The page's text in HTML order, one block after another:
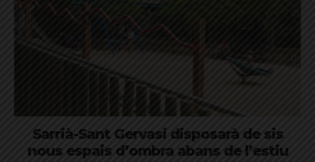
Sarrià-Sant Gervasi disposarà de sis
nous espais d’ombra abans de l’estiu